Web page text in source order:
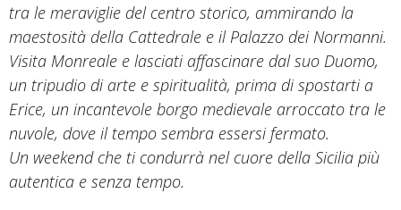
tra le meraviglie del centro storico, ammirando la
maestosità della Cattedrale e il Palazzo dei Normanni.
Visita Monreale e lasciati affascinare dal suo Duomo,
un tripudio di arte e spiritualità, prima di spostarti a
Erice, un incantevole borgo medievale arroccato tra le
nuvole, dove il tempo sembra essersi fermato.
Un weekend che ti condurrà nel cuore della Sicilia più
autentica e senza tempo.